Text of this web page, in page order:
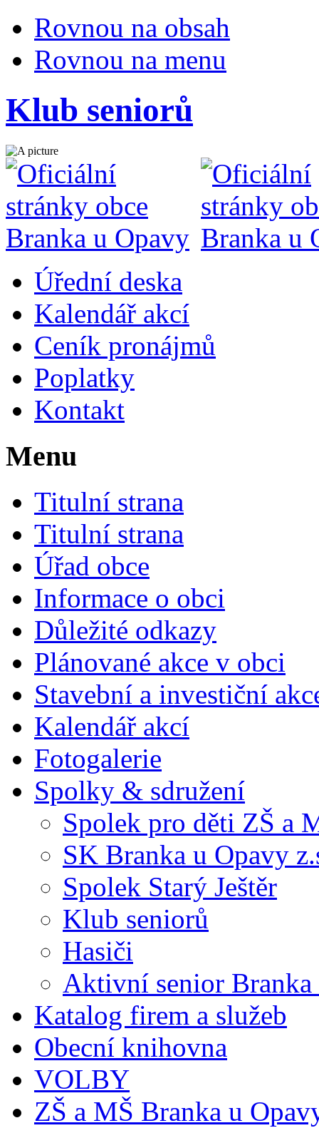
Rovnou na obsah
Rovnou na menu
Klub seniorů
Úřední deska
Kalendář akcí
Ceník pronájmů
Poplatky
Kontakt
Menu
Titulní strana
Titulní strana
Úřad obce
Informace o obci
Důležité odkazy
Plánované akce v obci
Stavební a investiční
Kalendář akcí
Fotogalerie
Spolky & sdružení
Spolek pro děti ZŠ a
SK Branka u Opavy
Spolek Starý Ještěr
Klub seniorů
Hasiči
Aktivní senior
Katalog firem a služeb
Obecní knihovna
VOLBY
ZŠ a MŠ Branka u